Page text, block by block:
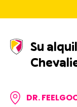
Su
DR.